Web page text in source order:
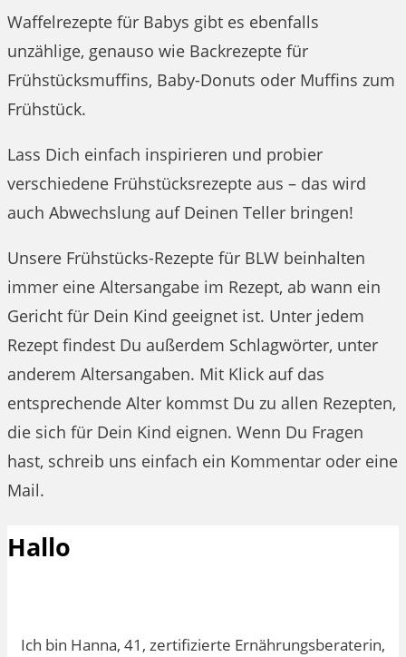
Waffelrezepte für Babys gibt es ebenfalls
unzählige, genauso wie Backrezepte für
Frühstücksmuffins, Baby-Donuts oder Muffins zum
Frühstück.
Lass Dich einfach inspirieren und probier
verschiedene Frühstücksrezepte aus – das wird
auch Abwechslung auf Deinen Teller bringen!
Unsere Frühstücks-Rezepte für BLW beinhalten
immer eine Altersangabe im Rezept, ab wann ein
Gericht für Dein Kind geeignet ist. Unter jedem
Rezept findest Du außerdem Schlagwörter, unter
anderem Altersangaben. Mit Klick auf das
entsprechende Alter kommst Du zu allen Rezepten,
die sich für Dein Kind eignen. Wenn Du Fragen
hast, schreib uns einfach ein Kommentar oder eine
Mail.
Hallo
Ich bin Hanna, 41, zertifizierte Ernährungsberaterin,